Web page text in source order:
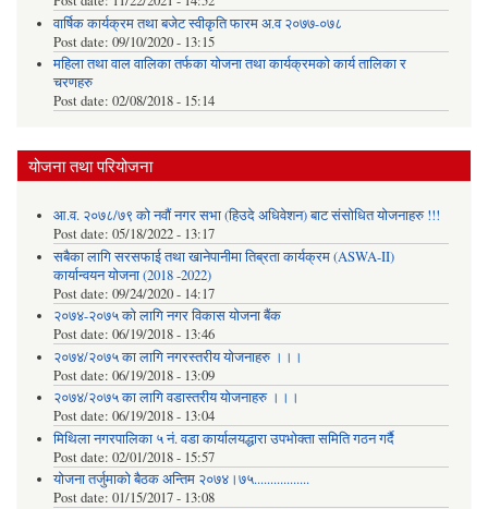
वार्षिक कार्यक्रम तथा बजेट स्वीकृति फारम अ.व २०७७-०७८
Post date: 09/10/2020 - 13:15
महिला तथा वाल वालिका तर्फका याेजना तथा कार्यक्रमकाे कार्य तालिका र
चरणहरु
Post date: 02/08/2018 - 15:14
योजना तथा परियोजना
आ.व. २०७८/७९ को नवौं नगर सभा (हिउदे अधिवेशन) बाट संसोधित योजनाहरु !!!
Post date: 05/18/2022 - 13:17
सबैका लागि सरसफाई तथा खानेपानीमा तिब्रता कार्यक्रम (ASWA-II)
कार्यान्वयन योजना (2018 -2022)
Post date: 09/24/2020 - 14:17
२०७४-२०७५ को लागि नगर विकास योजना बैंक
Post date: 06/19/2018 - 13:46
२०७४/२०७५ का लागि नगरस्तरीय योजनाहरु ।।।
Post date: 06/19/2018 - 13:09
२०७४/२०७५ का लागि वडास्तरीय योजनाहरु ।।।
Post date: 06/19/2018 - 13:04
मिथिला नगरपालिका ५ नं. वडा कार्यालयद्धारा उपभोक्ता समिति गठन गर्दै
Post date: 02/01/2018 - 15:57
याेजना तर्जुमाकाे बैठक अन्तिम २०७४।७५.................
Post date: 01/15/2017 - 13:08